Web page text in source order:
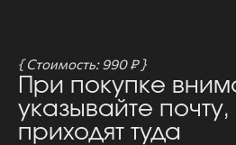
{ Стоимость: 990 ₽ }
При покупке
указывайте
приходят туда